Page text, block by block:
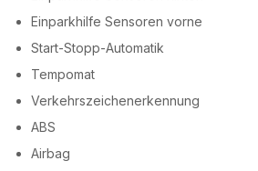
Einparkhilfe Sensoren vorne
Start-Stopp-Automatik
Tempomat
Verkehrszeichenerkennung
ABS
Airbag